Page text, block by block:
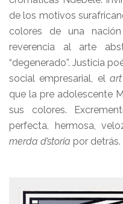
de los motivos
colores de una
reverencia al arte
“degenerado”. Justicia
social empresarial, el
que la pre adolescente
sus colores.
perfecta, hermosa,
merda d’storia por detrás.